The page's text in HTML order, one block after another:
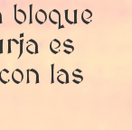
es
las